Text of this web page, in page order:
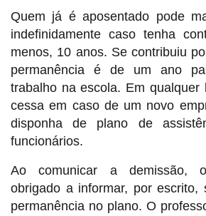
Quem já é aposentado pode
indefinidamente caso tenha
menos, 10 anos. Se contribuiu
permanência é de um ano
trabalho na escola. Em qualquer
cessa em caso de um novo
disponha de plano de
funcionários.
Ao comunicar a demissão,
obrigado a informar, por escrito,
permanência no plano. O